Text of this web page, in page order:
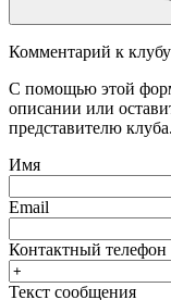
Комментарий к клубу
С помощью этой
описании или
представителю клуба.
Имя
Email
Контактный телефон
Текст сообщения